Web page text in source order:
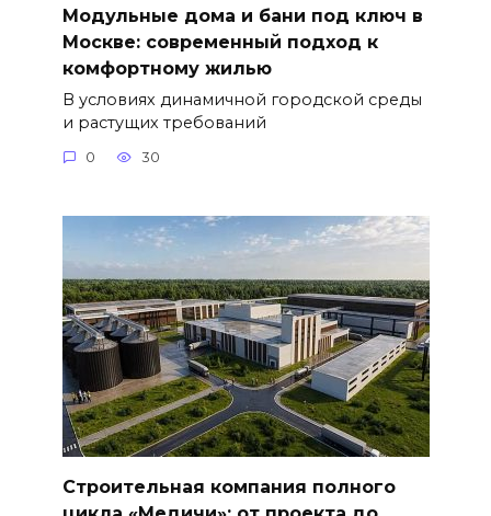
Модульные дома и бани под ключ в
Москве: современный подход к
комфортному жилью
В условиях динамичной городской среды
и растущих требований
0 30
Строительная компания полного